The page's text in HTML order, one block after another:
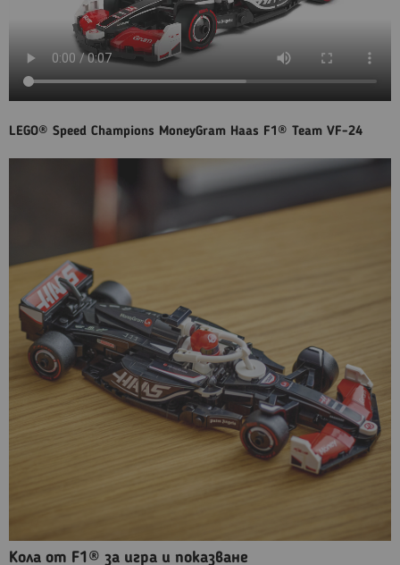
LEGO® Speed Champions MoneyGram Haas F1® Team VF-24
Кола от F1® за игра и показване